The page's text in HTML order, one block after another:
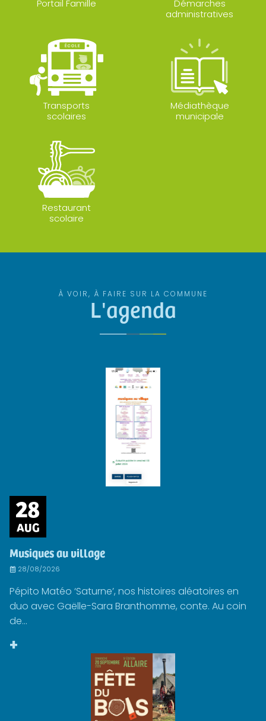
Portail Famille
Démarches
administratives
Transports
scolaires
Médiathèque
municipale
Restaurant
scolaire
À VOIR, À FAIRE SUR LA COMMUNE
L'agenda
28
AUG
Musiques au village
28/08/2026
Pépito Matéo ‘Saturne’, nos histoires aléatoires en
duo avec Gaëlle-Sara Branthomme, conte. Au coin
de...
+